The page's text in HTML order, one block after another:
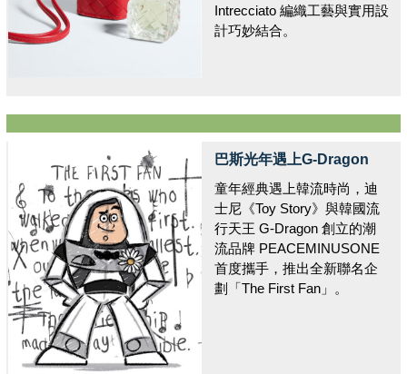
Intrecciato 編織工藝與實用設
計巧妙結合。
巴斯光年遇上G-Dragon
童年經典遇上韓流時尚，迪
士尼《Toy Story》與韓國流
行天王 G-Dragon 創立的潮
流品牌 PEACEMINUSONE
首度攜手，推出全新聯名企
劃「The First Fan」。